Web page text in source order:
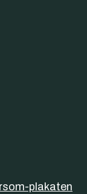
plakaten